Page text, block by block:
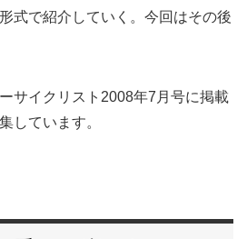
式で紹介していく。今回はその後
サイクリスト2008年7月号に掲載
しています。